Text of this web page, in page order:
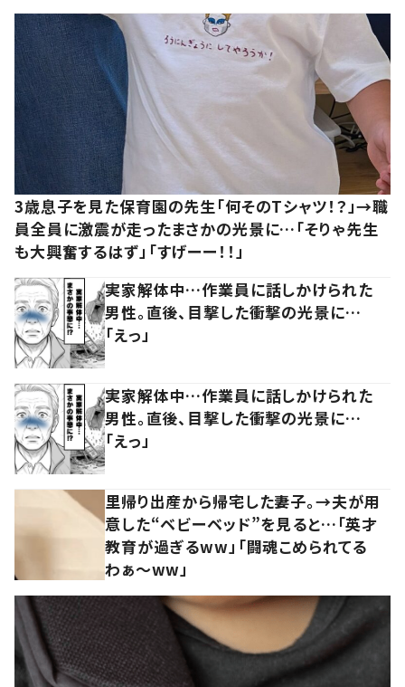
3歳息子を見た保育園の先生「何そのTシャツ！？」→職
員全員に激震が走ったまさかの光景に…「そりゃ先生
も大興奮するはず」「すげーー！！」
実家解体中…作業員に話しかけられた
男性。直後、目撃した衝撃の光景に…
「えっ」
実家解体中…作業員に話しかけられた
男性。直後、目撃した衝撃の光景に…
「えっ」
里帰り出産から帰宅した妻子。→夫が用
意した“ベビーベッド”を見ると…「英才
教育が過ぎるww」「闘魂こめられてる
わぁ～ww」